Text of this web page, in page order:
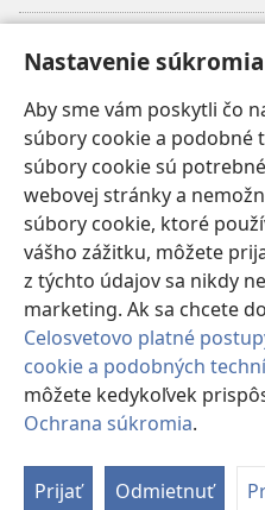
Nastavenie súkromia
Aby sme vám poskytli čo
súbory cookie a podobné
súbory cookie sú
webovej stránky a
súbory cookie, ktoré
vášho zážitku, môžete
z týchto údajov sa nikdy
marketing. Ak sa chcete
Celosvetovo platné
cookie a podobných
môžete kedykoľvek
Ochrana súkromia.
Prijať Odmietnuť
(otvorí
nové
okno)
INTERNETOVÁ KNIŽNICA
(otvorí
nové
okno)JW Hub ®
(otvorí
nové
okno)JW Library
Watchtower Library
Copyright© 2026 Watch Tower
PODMIENKY POUŽÍVANIA